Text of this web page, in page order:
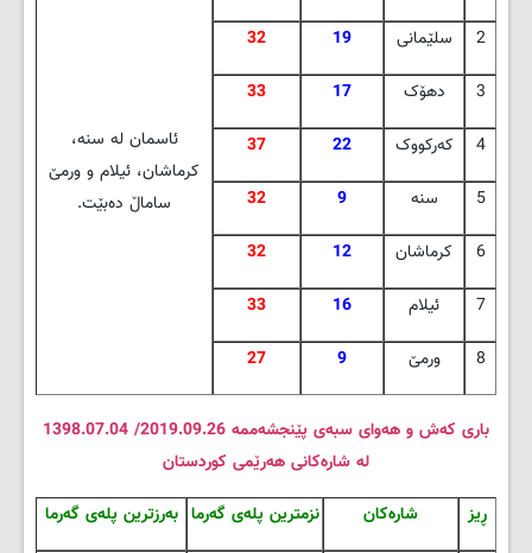
ئاسمان له‌ سنه،
کرماشان، ئیلام و ورمێ
ساماڵ ده‌بێت.
2 سلێمانی 19
32
3
دهۆک 17
33
4
که‌رکووک 22
37
5
سنه‌ 9
32
6
کرماشان 12
32
7
ئیلام 16
33
8
ورمێ 9
27
باری که‌ش و هه‌وای سبه‌ی پێنجشه‌ممه‌ 2019.09.26/ 1398.07.04
له‌ شاره‌کانی هه‌رێمی کوردستان
ڕیز
شاره‌کان نزمترین پله‌ی گه‌رما به‌رزترین پله‌ی گه‌رما